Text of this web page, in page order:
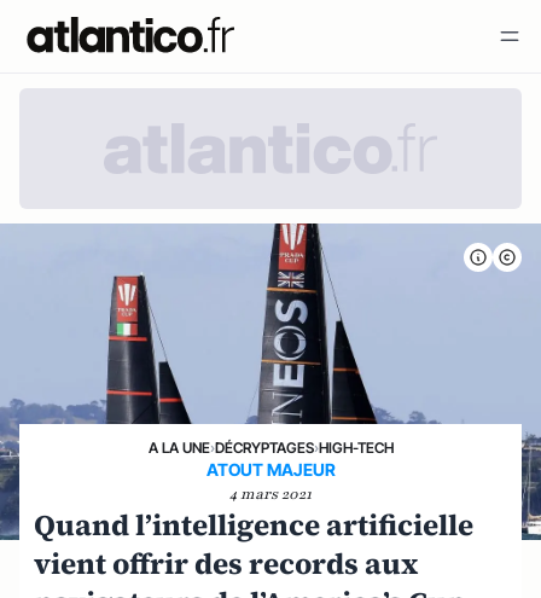
A LA UNE›DÉCRYPTAGES›HIGH-TECH
ATOUT MAJEUR
4 mars 2021
Quand l’intelligence artificielle
vient offrir des records aux